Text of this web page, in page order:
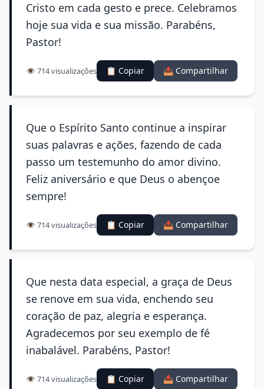
Cristo em cada gesto e prece. Celebramos
hoje sua vida e sua missão. Parabéns,
Pastor!
👁️ 714 visualizações 📋 Copiar 📤 Compartilhar
Que o Espírito Santo continue a inspirar
suas palavras e ações, fazendo de cada
passo um testemunho do amor divino.
Feliz aniversário e que Deus o abençoe
sempre!
👁️ 714 visualizações 📋 Copiar 📤 Compartilhar
Que nesta data especial, a graça de Deus
se renove em sua vida, enchendo seu
coração de paz, alegria e esperança.
Agradecemos por seu exemplo de fé
inabalável. Parabéns, Pastor!
👁️ 714 visualizações 📋 Copiar 📤 Compartilhar